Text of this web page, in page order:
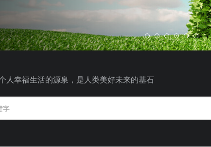
人幸福生活的源泉，是人类美好未来的基石